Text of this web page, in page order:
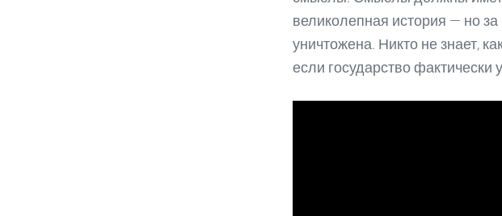
великолепная история — но
уничтожена. Никто не знает,
если государство